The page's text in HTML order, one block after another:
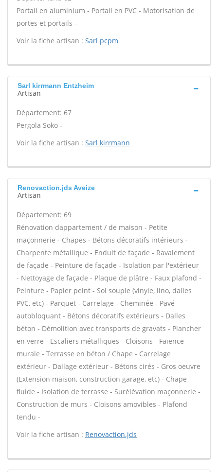
Portail en aluminium - Portail en PVC - Motorisation de
portes et portails -
Voir la fiche artisan : Sarl pcpm
Sarl kirrmann Entzheim
Artisan
Département: 67
Pergola Soko -
Voir la fiche artisan : Sarl kirrmann
Renovaction.jds Aveize
Artisan
Département: 69
Rénovation dappartement / de maison - Petite
maçonnerie - Chapes - Bétons décoratifs intérieurs -
Charpente métallique - Enduit de façade - Ravalement
de façade - Peinture de façade - Isolation par l'extérieur
- Nettoyage de façade - Plaque de plâtre - Faux plafond -
Peinture - Papier peint - Sol souple (vinyle, lino, dalles
PVC, etc) - Parquet - Carrelage - Cheminée - Pavé
autobloquant - Bétons décoratifs extérieurs - Dalles
béton - Démolition avec transports de gravats - Plancher
en verre - Escaliers métalliques - Cloisons - Faïence
murale - Terrasse en béton / Chape - Carrelage
extérieur - Dallage extérieur - Bétons cirés - Gros oeuvre
(Extension maison, construction garage, etc) - Chape
fluide - Isolation de terrasse - Surélévation maçonnerie -
Construction de murs - Cloisons amovibles - Plafond
tendu -
Voir la fiche artisan : Renovaction.jds